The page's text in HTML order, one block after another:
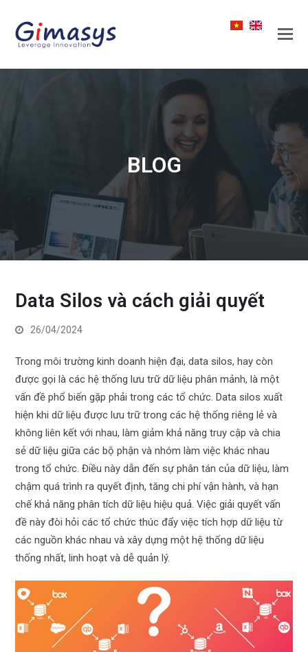
BLOG
Data Silos và cách giải quyết
26/04/2024
Trong môi trường kinh doanh hiện đại, data silos, hay còn
được gọi là các hệ thống lưu trữ dữ liệu phân mảnh, là một
vấn đề phổ biến gặp phải trong các tổ chức. Data silos xuất
hiện khi dữ liệu được lưu trữ trong các hệ thống riêng lẻ và
không liên kết với nhau, làm giảm khả năng truy cập và chia
sẻ dữ liệu giữa các bộ phận và nhóm làm việc khác nhau
trong tổ chức. Điều này dẫn đến sự phân tán của dữ liệu, làm
chậm quá trình ra quyết định, tăng chi phí vận hành, và hạn
chế khả năng phân tích dữ liệu hiệu quả. Việc giải quyết vấn
đề này đòi hỏi các tổ chức thúc đẩy việc tích hợp dữ liệu từ
các nguồn khác nhau và xây dựng một hệ thống dữ liệu
thống nhất, linh hoạt và dễ quản lý.